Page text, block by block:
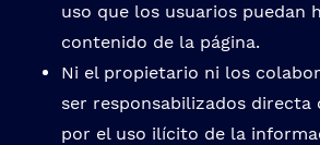
uso que los usuarios puedan
contenido de la página.
Ni el propietario ni los
ser responsabilizados
por el uso ilícito de la